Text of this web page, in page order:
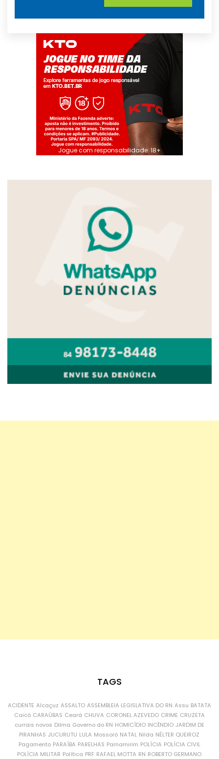
Jogue com responsabilidade. 18+
TAGS
ACIDENTE Alcaçuz ASSALTO ASSEMBLEIA LEGISLATIVA DO RN Assu BATATA
Caicó CARAÚBAS Ceará CHUVA CORONEL AZEVEDO CRIME CRUZETA
currais novos Dilma Governo do RN HOMICÍDIO INCÊNDIO JARDIM DE
PIRANHAS JUCURUTU LULA Mossoró NATAL Nilda NÉLTER QUEIROZ
Pagamento PARAÍBA PARELHAS Parnamirim POLÍCIA POLÍCIA CIVIL
POLÍCIA MILITAR Política PRF RAFAEL MOTTA RN ROBERTO GERMANO